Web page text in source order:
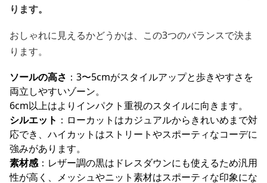
ります。
おしゃれに見えるかどうかは、この3つのバランスで決ま
ります。
ソールの高さ ：3〜5cmがスタイルアップと歩きやすさを
両立しやすいゾーン。
6cm以上はよりインパクト重視のスタイルに向きます。
シルエット ：ローカットはカジュアルからきれいめまで対
応でき、ハイカットはストリートやスポーティなコーデに
強みがあります。
素材感：レザー調の黒はドレスダウンにも使えるため汎用
性が高く、メッシュやニット素材はスポーティな印象にな